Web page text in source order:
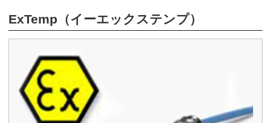
ExTemp（イーエックステンプ）